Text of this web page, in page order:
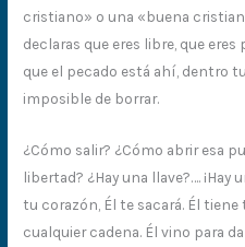
cristiano» o una «buena
declaras que eres libre, que
que el pecado está ahí, dentro
imposible de borrar.
¿Cómo salir? ¿Cómo abrir esa
libertad? ¿Hay una llave?…. ¡Hay
tu corazón, Él te sacará. Él
cualquier cadena. Él vino para